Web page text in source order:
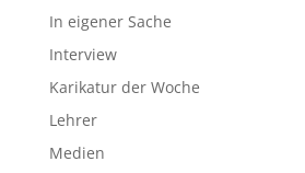
In eigener Sache
Interview
Karikatur der Woche
Lehrer
Medien